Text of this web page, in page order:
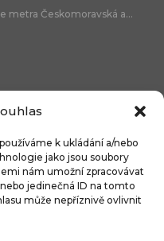
k ukládání a/nebo
jako jsou soubory
nám umožní zpracovávat
jedinečná ID na tomto
může nepříznivě ovlivnit
metra Českomoravská a...
FibreGuard®:...